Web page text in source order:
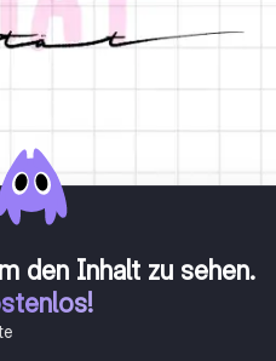
den Inhalt zu sehen.